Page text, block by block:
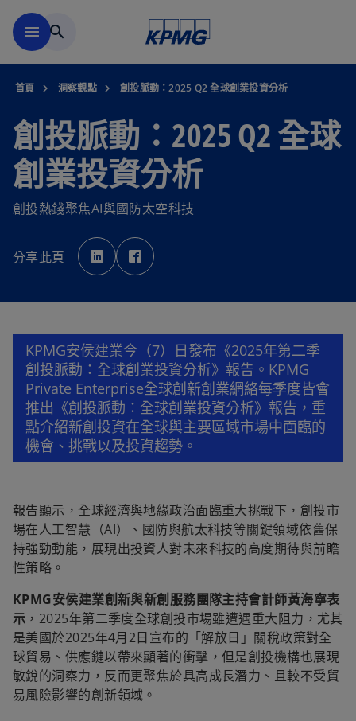
menu search
首頁 洞察觀點 創投脈動：2025 Q2 全球創業投資分析
創投脈動：2025 Q2 全球
創業投資分析
創投熱錢聚焦AI與國防太空科技
分享此頁
在
新
標
籤
新
標
KPMG安侯建業今（7）日發布《2025年第二季
創投脈動：全球創業投資分析》報告。KPMG
Private Enterprise全球創新創業網絡每季度皆會
推出《創投脈動：全球創業投資分析》報告，重
點介紹新創投資在全球與主要區域市場中面臨的
機會、挑戰以及投資趨勢。
報告顯示，全球經濟與地緣政治面臨重大挑戰下，創投市
場在人工智慧（AI）、國防與航太科技等關鍵領域依舊保
持強勁動能，展現出投資人對未來科技的高度期待與前瞻
性策略。
KPMG安侯建業創新與新創服務團隊主持會計師黃海寧表
示 ，2025年第二季度全球創投市場雖遭遇重大阻力，尤其
是美國於2025年4月2日宣布的「解放日」關稅政策對全
球貿易、供應鏈以帶來顯著的衝擊，但是創投機構也展現
敏銳的洞察力，反而更聚焦於具高成長潛力、且較不受貿
易風險影響的創新領域。